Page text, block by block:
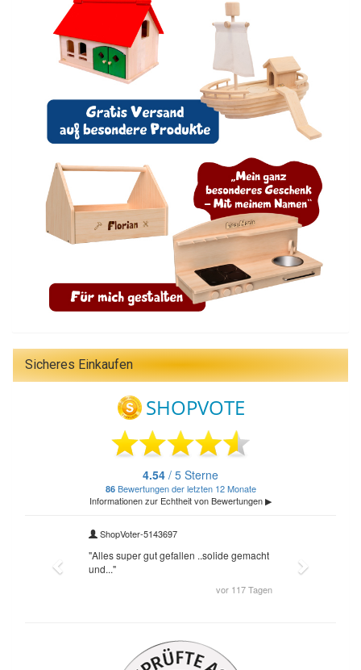
Sicheres Einkaufen